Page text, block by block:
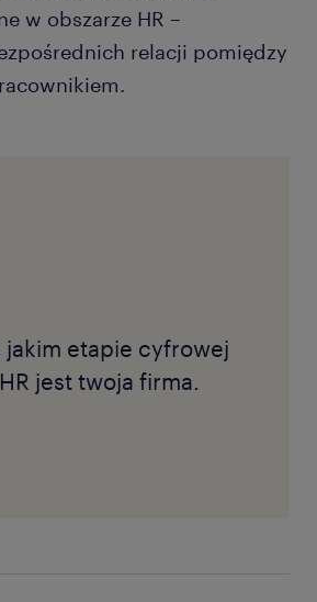
w obszarze HR –
relacji pomiędzy
jakim etapie cyfrowej
jest twoja firma.